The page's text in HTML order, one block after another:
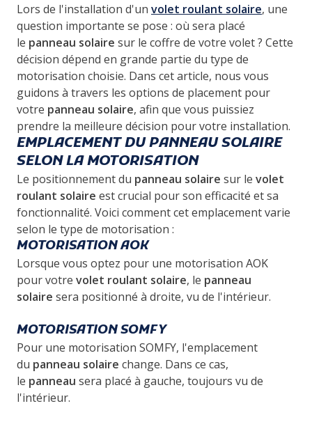
Lors de l'installation d'un volet roulant solaire, une
question importante se pose : où sera placé
le panneau solaire sur le coffre de votre volet ? Cette
décision dépend en grande partie du type de
motorisation choisie. Dans cet article, nous vous
guidons à travers les options de placement pour
votre panneau solaire, afin que vous puissiez
prendre la meilleure décision pour votre installation.
EMPLACEMENT DU PANNEAU SOLAIRE
SELON LA MOTORISATION
Le positionnement du panneau solaire sur le volet
roulant solaire est crucial pour son efficacité et sa
fonctionnalité. Voici comment cet emplacement varie
selon le type de motorisation :
MOTORISATION AOK
Lorsque vous optez pour une motorisation AOK
pour votre volet roulant solaire, le panneau
solaire sera positionné à droite, vu de l'intérieur.
MOTORISATION SOMFY
Pour une motorisation SOMFY, l'emplacement
du panneau solaire change. Dans ce cas,
le panneau sera placé à gauche, toujours vu de
l'intérieur.